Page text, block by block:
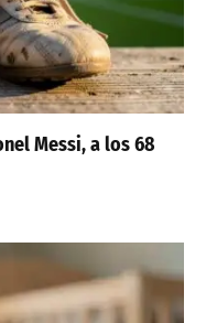
Messi, a los 68